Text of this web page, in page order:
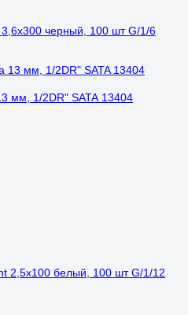
черный, 100 шт G/1/6
мм, 1/2DR" SATA 13404
2,5х100 белый, 100 шт G/1/12